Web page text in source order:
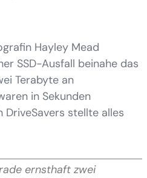
Hayley Mead
SSD-Ausfall beinahe das
Terabyte an
in Sekunden
stellte alles
ernsthaft zwei